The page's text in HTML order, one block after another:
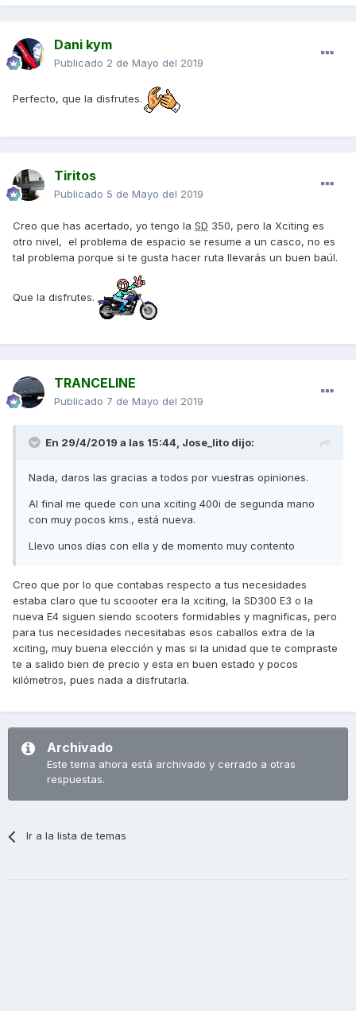
Dani kym
Publicado 2 de Mayo del 2019
Perfecto, que la disfrutes.
Tiritos
Publicado 5 de Mayo del 2019
Creo que has acertado, yo tengo la SD 350, pero la Xciting es
otro nivel, el problema de espacio se resume a un casco, no es
tal problema porque si te gusta hacer ruta llevarás un buen baúl.
Que la disfrutes.
TRANCELINE
Publicado 7 de Mayo del 2019
En 29/4/2019 a las 15:44, Jose_lito dijo:
Nada, daros las gracias a todos por vuestras opiniones.
Al final me quede con una xciting 400i de segunda mano
con muy pocos kms., está nueva.
Llevo unos días con ella y de momento muy contento
Creo que por lo que contabas respecto a tus necesidades
estaba claro que tu scoooter era la xciting, la SD300 E3 o la
nueva E4 siguen siendo scooters formidables y magnificas, pero
para tus necesidades necesitabas esos caballos extra de la
xciting, muy buena elección y mas si la unidad que te compraste
te a salido bien de precio y esta en buen estado y pocos
kilómetros, pues nada a disfrutarla.
Archivado
Este tema ahora está archivado y cerrado a otras
respuestas.
Ir a la lista de temas